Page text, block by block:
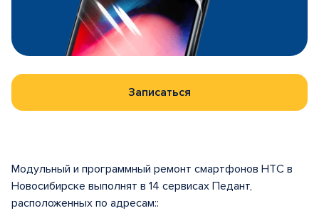
Записаться
Модульный и программный ремонт смартфонов HTC в
Новосибирске выполнят в 14 сервисах Педант,
расположенных по адресам::